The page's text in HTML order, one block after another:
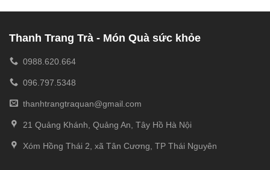
Thanh Trang Trà - Món Quà sức khỏe
0988.620.664
096.797.5348
thanhtrangtraquan@gmail.com
21 Quảng Khánh, Quảng An, Tây Hồ Hà Nội
Xóm Hồng Thái 2, xã Tân Cương, TP Thái Nguyên